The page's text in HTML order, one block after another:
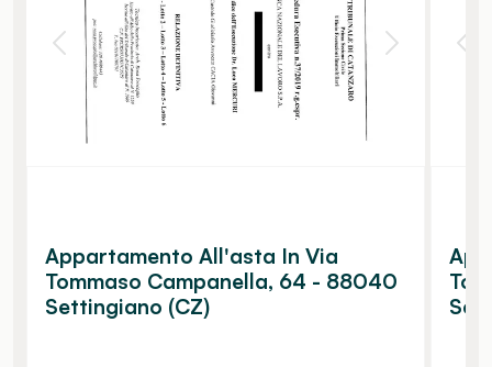
Appartamento All'asta In Via
Tommaso Campanella, 64 - 88040
Settingiano (CZ)